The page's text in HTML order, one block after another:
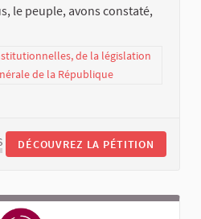
le peuple, avons constaté,
de la législation
de la République
DÉCOUVREZ LA PÉTITION